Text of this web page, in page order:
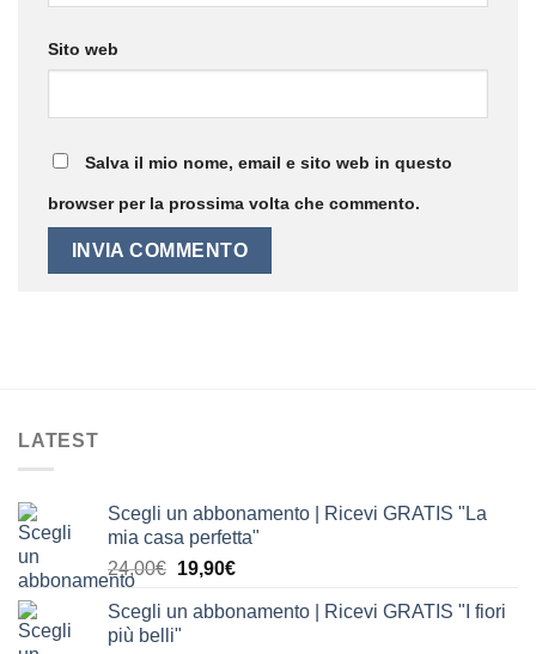
Sito web
Salva il mio nome, email e sito web in questo
browser per la prossima volta che commento.
LATEST
Scegli un abbonamento | Ricevi GRATIS "La
mia casa perfetta"
24,00€ Il
originale
19,90€Il
attuale
Scegli un abbonamento | Ricevi GRATIS "I fiori
più belli"